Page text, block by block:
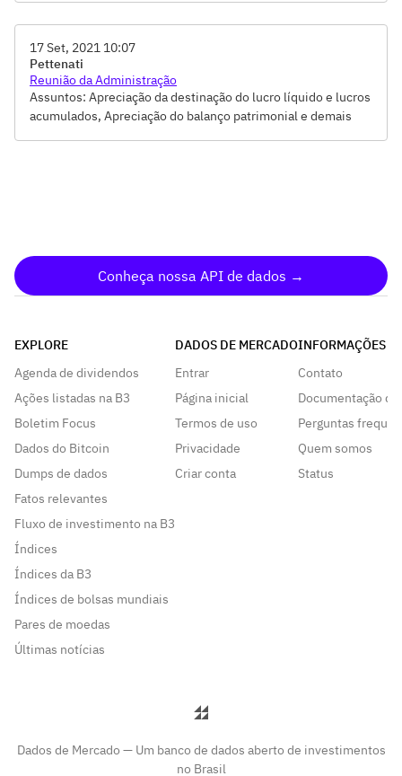
Administradores e Conselheiros
17 Set, 2021 10:07
Pettenati
Reunião da Administração
Assuntos: Apreciação da destinação do lucro líquido e lucros
acumulados, Apreciação do balanço patrimonial e demais
Conheça nossa API de dados →
EXPLORE
Agenda de dividendos
Ações listadas na B3
Boletim Focus
Dados do Bitcoin
Dumps de dados
Fatos relevantes
Fluxo de investimento na B3
Índices
Índices da B3
Índices de bolsas mundiais
Pares de moedas
Últimas notícias
DADOS DE MERCADO
Entrar
Página inicial
Termos de uso
Privacidade
Criar conta
INFORMAÇÕES
Contato
Documentação da
Perguntas
Quem somos
Status
Dados de Mercado — Um banco de dados aberto de investimentos
no Brasil